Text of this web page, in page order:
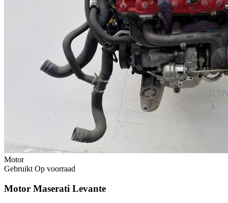
Motor
Gebruikt Op voorraad
Motor Maserati Levante